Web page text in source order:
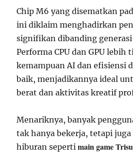
Chip M6 yang disematkan
ini diklaim menghadirkan
signifikan dibanding generasi
Performa CPU dan GPU lebih
kemampuan AI dan efisiensi
baik, menjadikannya ideal
berat dan aktivitas kreatif
Menariknya, banyak
tak hanya bekerja, tetapi
hiburan sepertimain game